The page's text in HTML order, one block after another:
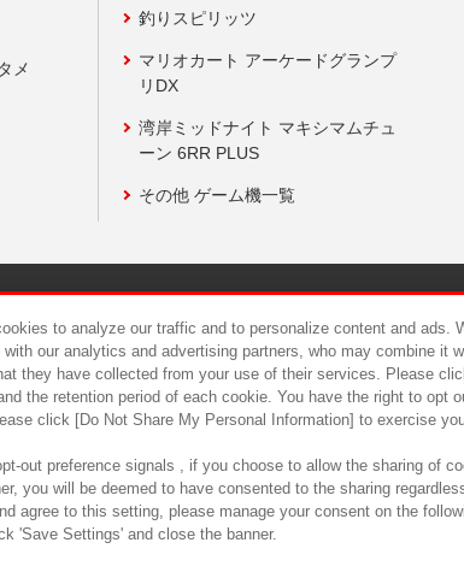
メ
釣りスピリッツ
マリオカート アーケードグランプ
リDX
湾岸ミッドナイト マキシマムチュ
ーン 6RR PLUS
その他 ゲーム機一覧
食品のご提供について カスタマーハラスメン
to analyze our traffic and to personalize content and ads.
our analytics and advertising partners, who may combine it
they have collected from your use of their services. Please
the retention period of each cookie. You have the right to opt
click [Do Not Share My Personal Information] to exercise
out preference signals , if you choose to allow the sharing of
you will be deemed to have consented to the sharing
agree to this setting, please manage your consent on the
'Save Settings' and close the banner.